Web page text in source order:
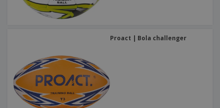
Proact | Bola challenger